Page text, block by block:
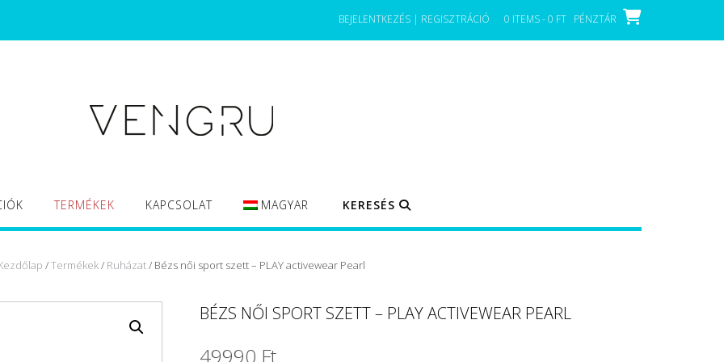
BEJELENTKEZÉS | REGISZTRÁCIÓ 0 ITEMS - 0 FT PÉNZTÁR
TERMÉKEK KAPCSOLAT MAGYAR KERESÉS
/Termékek/ Ruházat/ Bézs női sport szett – PLAY activewear Pearl
BÉZS NŐI SPORT SZETT – PLAY ACTIVEWEAR PEARL
49990 Ft